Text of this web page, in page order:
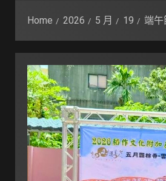
Home 2026 5 月 19 端午